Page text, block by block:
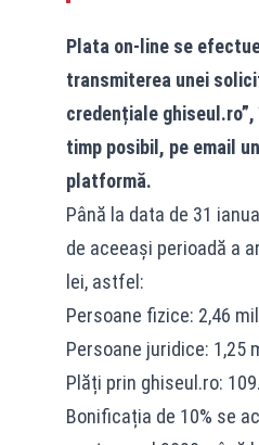
Plata on-line se
transmiterea unei
credențiale
timp posibil, pe email
platformă.
Până la data de 31
de aceeași perioadă a
lei, astfel:
Persoane fizice: 2,46
Persoane juridice: 1,25
Plăți prin ghiseul.ro:
Bonificația de 10% se